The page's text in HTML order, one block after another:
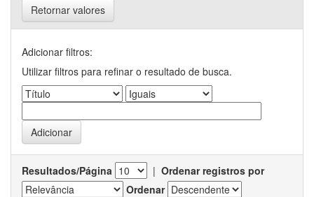
Retornar valores
Adicionar filtros:
Utilizar filtros para refinar o resultado de busca.
Resultados/Página | Ordenar registros por
Ordenar